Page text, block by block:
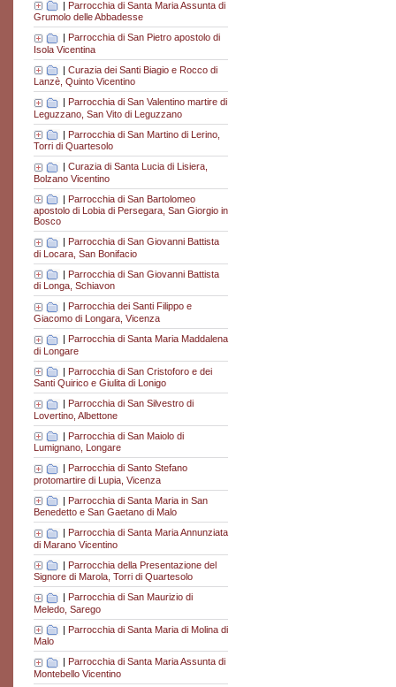
| Parrocchia di Santa Maria Assunta di
Grumolo delle Abbadesse
| Parrocchia di San Pietro apostolo di
Isola Vicentina
| Curazia dei Santi Biagio e Rocco di
Lanzè, Quinto Vicentino
| Parrocchia di San Valentino martire di
Leguzzano, San Vito di Leguzzano
| Parrocchia di San Martino di Lerino,
Torri di Quartesolo
Curazia di Santa Lucia di Lisiera,
Bolzano Vicentino
| Parrocchia di San Bartolomeo
apostolo di Lobia di Persegara, San Giorgio in
Bosco
Parrocchia di San Giovanni Battista
di Locara, San Bonifacio
| Parrocchia di San Giovanni Battista
di Longa, Schiavon
Parrocchia dei Santi Filippo e
Giacomo di Longara, Vicenza
| Parrocchia di Santa Maria Maddalena
di Longare
| Parrocchia di San Cristoforo e dei
Santi Quirico e Giulita di Lonigo
| Parrocchia di San Silvestro di
Lovertino, Albettone
| Parrocchia di San Maiolo di
Lumignano, Longare
| Parrocchia di Santo Stefano
protomartire di Lupia, Vicenza
| Parrocchia di Santa Maria in San
Benedetto e San Gaetano di Malo
Parrocchia di Santa Maria Annunziata
di Marano Vicentino
| Parrocchia della Presentazione del
Signore di Marola, Torri di Quartesolo
Parrocchia di San Maurizio di
Meledo, Sarego
| Parrocchia di Santa Maria di Molina di
Malo
Parrocchia di Santa Maria Assunta di
Montebello Vicentino